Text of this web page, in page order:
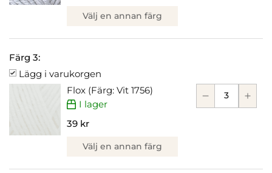
Välj en annan färg
Färg 3:
Lägg i varukorgen
Flox (Färg: Vit 1756)
I lager
39 kr
Välj en annan färg